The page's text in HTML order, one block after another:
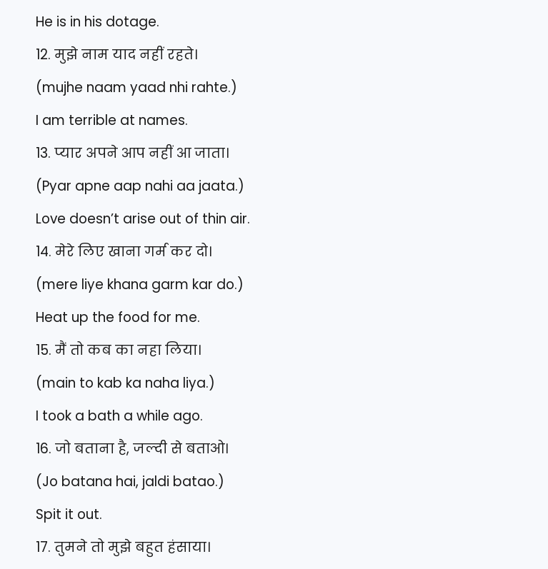
He is in his dotage.
12. मुझे नाम याद नहीं रहते।
(mujhe naam yaad nhi rahte.)
I am terrible at names.
13. प्यार अपने आप नहीं आ जाता।
(Pyar apne aap nahi aa jaata.)
Love doesn’t arise out of thin air.
14. मेरे लिए खाना गर्म कर दो।
(mere liye khana garm kar do.)
Heat up the food for me.
15. मैं तो कब का नहा लिया।
(main to kab ka naha liya.)
I took a bath a while ago.
16. जो बताना है, जल्दी से बताओ।
(Jo batana hai, jaldi batao.)
Spit it out.
17. तुमने तो मुझे बहुत हंसाया।